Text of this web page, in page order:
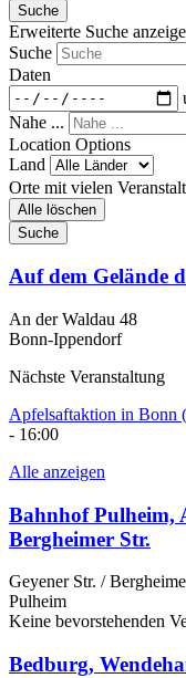
Suche
Erweiterte Suche
Suche
Daten
Nahe ...
Location Options
Land
Orte mit vielen
Alle löschen
Suche
Auf dem Gelände
An der Waldau 48
Bonn-Ippendorf
Nächste Veranstaltung
Apfelsaftaktion in Bonn
- 16:00
Alle anzeigen
Bahnhof Pulheim,
Bergheimer Str.
Geyener Str. /
Pulheim
Keine bevorstehenden
Bedburg,